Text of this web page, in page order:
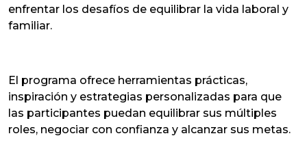
enfrentar los desafíos de equilibrar la vida laboral y
familiar.
El programa ofrece herramientas prácticas,
inspiración y estrategias personalizadas para que
las participantes puedan equilibrar sus múltiples
roles, negociar con confianza y alcanzar sus metas.